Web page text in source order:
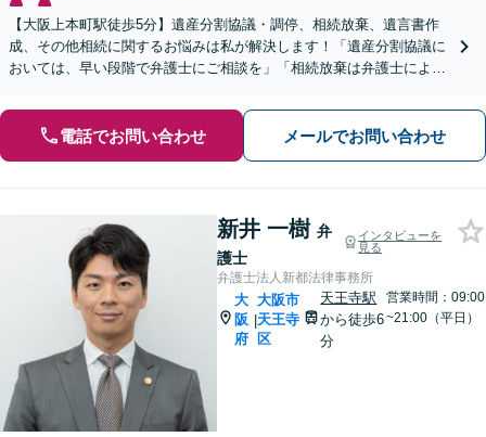
【大阪上本町駅徒歩5分】遺産分割協議・調停、相続放棄、遺言書作
成、その他相続に関するお悩みは私が解決します！「遺産分割協議に
おいては、早い段階で弁護士にご相談を」「相続放棄は弁護士による
電話でお問い合わせ メールでお問い合わせ
新井 一樹 弁
護士
インタビューを
見る
弁護士法人新都法律事務所
大
阪
府
|
大阪市
天王寺
区
天王寺駅
から徒歩6
分
営業時間：09:00
~21:00（平日）